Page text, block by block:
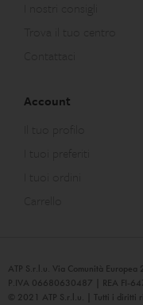
Account
ATP S.r.l.u. Via Comunità
P.IVA 06680630487 | REA FI-
© 2021 ATP S.r.l.u. | Tutti i diritti